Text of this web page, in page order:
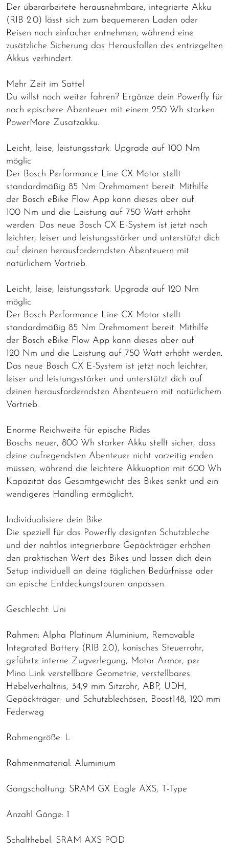
Der überarbeitete herausnehmbare, integrierte Akku
(RIB 2.0) lässt sich zum bequemeren Laden oder
Reisen noch einfacher entnehmen, während eine
zusätzliche Sicherung das Herausfallen des entriegelten
Akkus verhindert.
Mehr Zeit im Sattel
Du willst noch weiter fahren? Ergänze dein Powerfly für
noch epischere Abenteuer mit einem 250 Wh starken
PowerMore Zusatzakku.
Leicht, leise, leistungsstark: Upgrade auf 100 Nm
möglic
Der Bosch Performance Line CX Motor stellt
standardmäßig 85 Nm Drehmoment bereit. Mithilfe
der Bosch eBike Flow App kann dieses aber auf
100 Nm und die Leistung auf 750 Watt erhöht
werden. Das neue Bosch CX E-System ist jetzt noch
leichter, leiser und leistungsstärker und unterstützt dich
auf deinen herausforderndsten Abenteuern mit
natürlichem Vortrieb.
Leicht, leise, leistungsstark: Upgrade auf 120 Nm
möglic
Der Bosch Performance Line CX Motor stellt
standardmäßig 85 Nm Drehmoment bereit. Mithilfe
der Bosch eBike Flow App kann dieses aber auf
120 Nm und die Leistung auf 750 Watt erhöht werden.
Das neue Bosch CX E-System ist jetzt noch leichter,
leiser und leistungsstärker und unterstützt dich auf
deinen herausforderndsten Abenteuern mit natürlichem
Vortrieb.
Enorme Reichweite für epische Rides
Boschs neuer, 800 Wh starker Akku stellt sicher, dass
deine aufregendsten Abenteuer nicht vorzeitig enden
müssen, während die leichtere Akkuoption mit 600 Wh
Kapazität das Gesamtgewicht des Bikes senkt und ein
wendigeres Handling ermöglicht.
Individualisiere dein Bike
Die speziell für das Powerfly designten Schutzbleche
und der nahtlos integrierbare Gepäckträger erhöhen
den praktischen Wert des Bikes und lassen dich dein
Setup individuell an deine täglichen Bedürfnisse oder
an epische Entdeckungstouren anpassen.
Geschlecht: Uni
Rahmen: Alpha Platinum Aluminium, Removable
Integrated Battery (RIB 2.0), konisches Steuerrohr,
geführte interne Zugverlegung, Motor Armor, per
Mino Link verstellbare Geometrie, verstellbares
Hebelverhältnis, 34,9 mm Sitzrohr, ABP, UDH,
Gepäckträger- und Schutzblechösen, Boost148, 120 mm
Federweg
Rahmengröße: L
Rahmenmaterial: Aluminium
Gangschaltung: SRAM GX Eagle AXS, T-Type
Anzahl Gänge: 1
Schalthebel: SRAM AXS POD